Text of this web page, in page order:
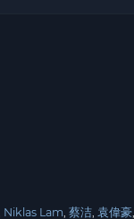
Niklas Lam 蔡洁 袁偉豪